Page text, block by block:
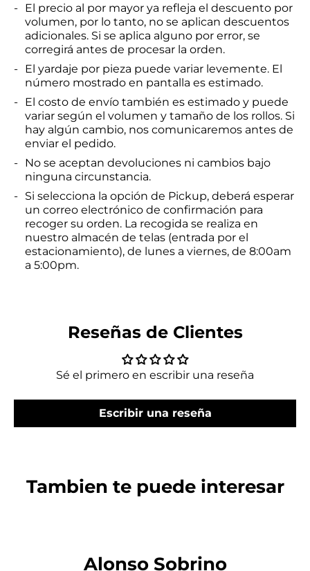
El precio al por mayor ya refleja el descuento por
volumen, por lo tanto, no se aplican descuentos
adicionales. Si se aplica alguno por error, se
corregirá antes de procesar la orden.
El yardaje por pieza puede variar levemente. El
número mostrado en pantalla es estimado.
El costo de envío también es estimado y puede
variar según el volumen y tamaño de los rollos. Si
hay algún cambio, nos comunicaremos antes de
enviar el pedido.
No se aceptan devoluciones ni cambios bajo
ninguna circunstancia.
Si selecciona la opción de Pickup, deberá esperar
un correo electrónico de confirmación para
recoger su orden. La recogida se realiza en
nuestro almacén de telas (entrada por el
estacionamiento), de lunes a viernes, de 8:00am
a 5:00pm.
Reseñas de Clientes
Sé el primero en escribir una reseña
Escribir una reseña
Tambien te puede interesar
Alonso Sobrino